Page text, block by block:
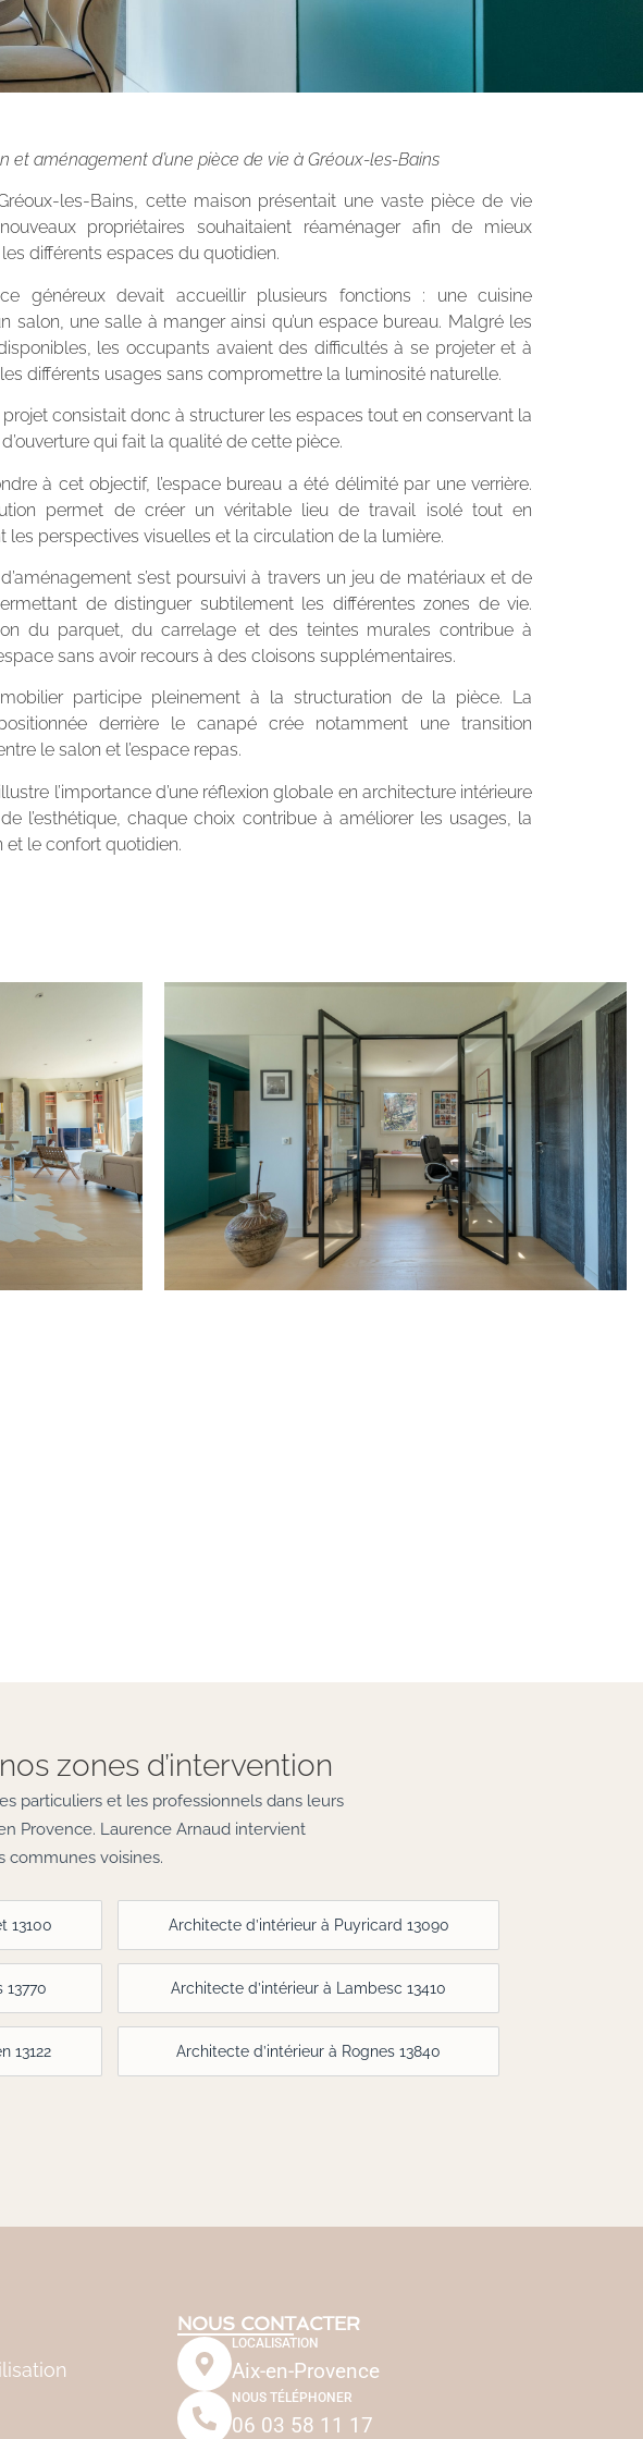
et aménagement d’une pièce de vie à Gréoux-les-Bains
les-Bains, cette maison présentait une vaste pièce de vie
propriétaires souhaitaient réaménager afin de mieux
différents espaces du quotidien.
généreux devait accueillir plusieurs fonctions : une cuisine
salon, une salle à manger ainsi qu’un espace bureau. Malgré les
les occupants avaient des difficultés à se projeter et à
différents usages sans compromettre la luminosité naturelle.
projet consistait donc à structurer les espaces tout en conservant la
qui fait la qualité de cette pièce.
à cet objectif, l’espace bureau a été délimité par une verrière.
permet de créer un véritable lieu de travail isolé tout en
les perspectives visuelles et la circulation de la lumière.
s’est poursuivi à travers un jeu de matériaux et de
de distinguer subtilement les différentes zones de vie.
du parquet, du carrelage et des teintes murales contribue à
sans avoir recours à des cloisons supplémentaires.
participe pleinement à la structuration de la pièce. La
derrière le canapé crée notamment une transition
le salon et l’espace repas.
l’importance d’une réflexion globale en architecture intérieure
l’esthétique, chaque choix contribue à améliorer les usages, la
et le confort quotidien.
zones d’intervention
particuliers et les professionnels dans leurs
Provence. Laurence Arnaud intervient
communes voisines.
13100 Architecte d’intérieur à Puyricard 13090
Architecte d’intérieur à Lambesc 13410
13122 Architecte d’intérieur à Rognes 13840
NOUS CONTACTER
LOCALISATION
Aix-en-Provence
NOUS TÉLÉPHONER
06 03 58 11 17